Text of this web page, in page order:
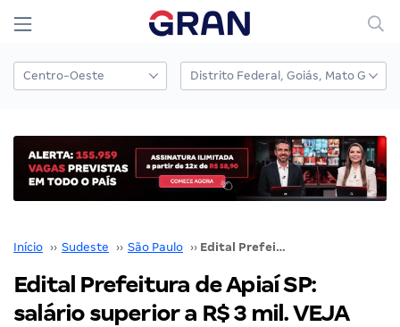
Início ›› Sudeste ›› São Paulo ›› Edital Prefeitura de Apiaí SP: salário superior a R$ 3 mil. VEJA
Edital Prefeitura de Apiaí SP:
salário superior a R$ 3 mil. VEJA